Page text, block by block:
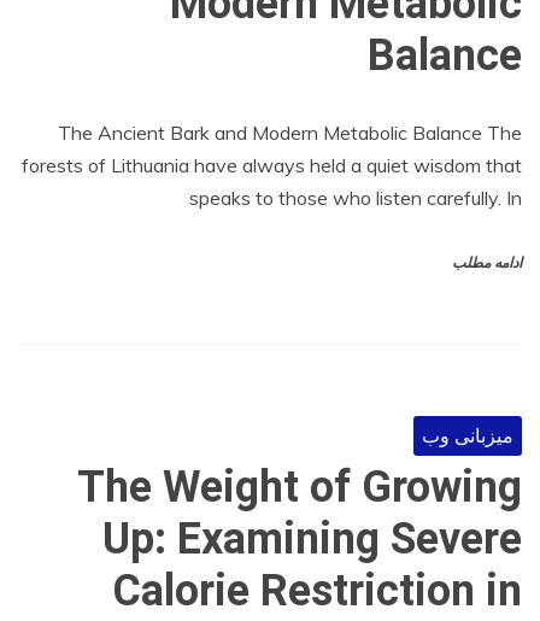
Balance
The Ancient Bark and Modern Metabolic Balance The
forests of Lithuania have always held a quiet wisdom that
speaks to those who listen carefully. In
ادامه مطلب
میزبانی وب
The Weight of Growing
Up: Examining Severe
Calorie Restriction in